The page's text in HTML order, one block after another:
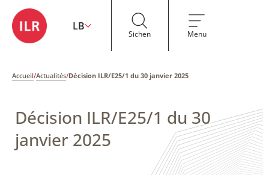
LB
Sichen Menu
Accueil/Actualités/Décision ILR/E25/1 du 30 janvier 2025
Décision ILR/E25/1 du 30
janvier 2025